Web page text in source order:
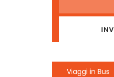
Viaggi in Bus